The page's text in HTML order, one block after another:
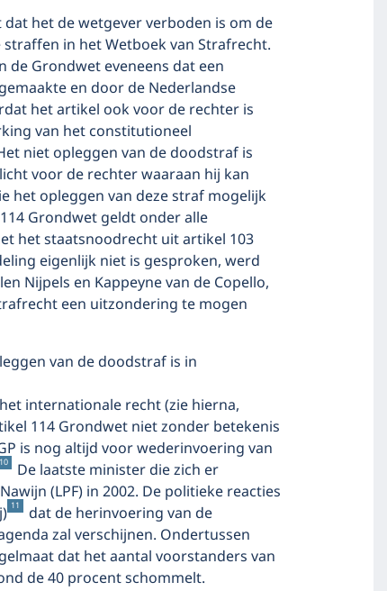
het de wetgever verboden is om de
in het Wetboek van Strafrecht.
de Grondwet eveneens dat een
en door de Nederlandse
het artikel ook voor de rechter is
van het constitutioneel
niet opleggen van de doodstraf is
voor de rechter waaraan hij kan
het opleggen van deze straf mogelijk
Grondwet geldt onder alle
het staatsnoodrecht uit artikel 103
eigenlijk niet is gesproken, werd
Nijpels en Kappeyne van de Copello,
een uitzondering te mogen
van de doodstraf is in
internationale recht (zie hierna,
114 Grondwet niet zonder betekenis
is nog altijd voor wederinvoering van
10
De laatste minister die zich er
(LPF) in 2002. De politieke reacties
11
dat de herinvoering van de
zal verschijnen. Ondertussen
dat het aantal voorstanders van
de 40 procent schommelt.